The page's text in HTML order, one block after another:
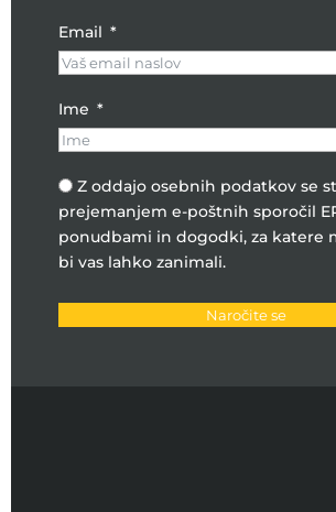
Email
Ime
Z oddajo osebnih podatkov se
prejemanjem e-poštnih sporočil
ponudbami in dogodki, za katere
bi vas lahko zanimali.
Naročite se